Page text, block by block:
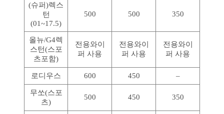
(슈퍼)렉스
턴
(01~17.5)
500 500 350
올뉴/G4렉
스턴(스포
츠포함)
전용와이
퍼 사용
전용와이
퍼 사용
전용와이
퍼 사용
로디우스 600 450 –
무쏘(스포
츠)
500 450 350